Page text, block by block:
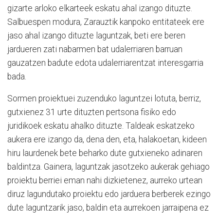
gizarte arloko elkarteek eskatu ahal izango dituzte.
Salbuespen modura, Zarauztik kanpoko entitateek ere
jaso ahal izango dituzte laguntzak, beti ere beren
jardueren zati nabarmen bat udalerriaren barruan
gauzatzen badute edota udalerriarentzat interesgarria
bada.
Sormen proiektuei zuzenduko laguntzei lotuta, berriz,
gutxienez 31 urte dituzten pertsona fisiko edo
juridikoek eskatu ahalko dituzte. Taldeak eskatzeko
aukera ere izango da, dena den, eta, halakoetan, kideen
hiru laurdenek bete beharko dute gutxieneko adinaren
baldintza. Gainera, laguntzak jasotzeko aukerak gehiago
proiektu berriei eman nahi dizkietenez, aurreko urtean
diruz lagundutako proiektu edo jarduera berberek ezingo
dute laguntzarik jaso, baldin eta aurrekoen jarraipena ez